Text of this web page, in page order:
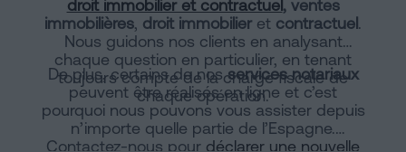
droit immobilier et contractuel , ventes
immobilières, droit immobilier et contractuel .
Nous guidons nos clients en analysant
chaque question en particulier, en tenant
toujours compte de la charge fiscale de
chaque opération.
De plus, certains de nosservices notariaux
peuvent être réalisés en ligne et c’est
pourquoi nous pouvons vous assister depuis
n’importe quelle partie de l’Espagne.
Contactez-nous pour déclarer une nouvelle